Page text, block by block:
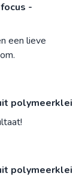
-
een lieve
polymeerklei
polymeerklei